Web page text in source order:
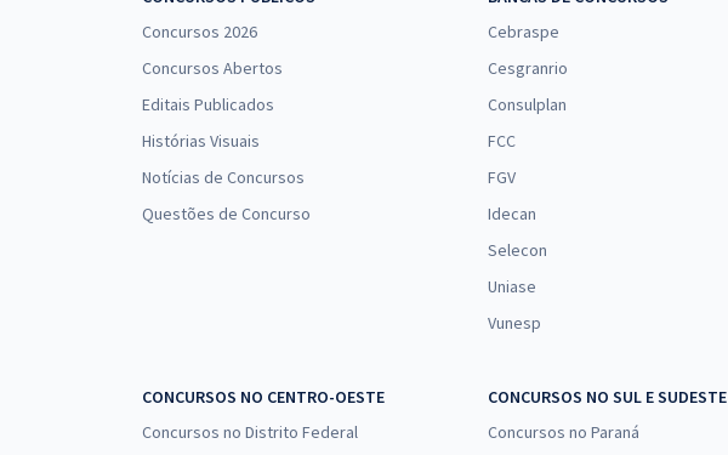
Concursos 2026
Concursos Abertos
Editais Publicados
Histórias Visuais
Notícias de Concursos
Questões de Concurso
Cebraspe
Cesgranrio
Consulplan
FCC
FGV
Idecan
Selecon
Uniase
Vunesp
CONCURSOS NO CENTRO-OESTE
Concursos no Distrito Federal
CONCURSOS NO SUL E SUDESTE
Concursos no Paraná